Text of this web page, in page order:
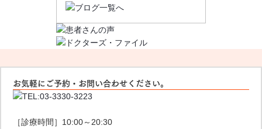
お気軽にご予約・お問い合わせください。
［診療時間］10:00～20:30